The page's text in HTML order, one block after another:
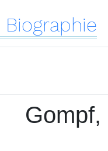
Biographie
Gompf,